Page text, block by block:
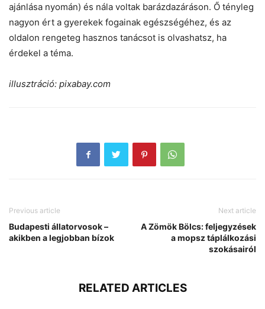
ajánlása nyomán) és nála voltak barázdazáráson. Ő tényleg
nagyon ért a gyerekek fogainak egészségéhez, és az
oldalon rengeteg hasznos tanácsot is olvashatsz, ha
érdekel a téma.
illusztráció: pixabay.com
Previous article
Budapesti állatorvosok –
akikben a legjobban bízok
Next article
A Zömök Bölcs: feljegyzések
a mopsz táplálkozási
szokásairól
RELATED ARTICLES